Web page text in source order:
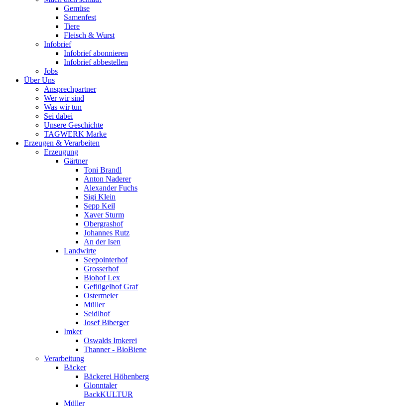
Gemüse
Samenfest
Tiere
Fleisch & Wurst
Infobrief
Infobrief abonnieren
Infobrief abbestellen
Jobs
Über Uns
Ansprechpartner
Wer wir sind
Was wir tun
Sei dabei
Unsere Geschichte
TAGWERK Marke
Erzeugen & Verarbeiten
Erzeugung
Gärtner
Toni Brandl
Anton Naderer
Alexander Fuchs
Sigi Klein
Sepp Keil
Xaver Sturm
Obergrashof
Johannes Rutz
An der Isen
Landwirte
Seepointerhof
Grosserhof
Biohof Lex
Geflügelhof Graf
Ostermeier
Müller
Seidlhof
Josef Biberger
Imker
Oswalds Imkerei
Thanner - BioBiene
Verarbeitung
Bäcker
Bäckerei Höhenberg
Glonntaler
BackKULTUR
Müller